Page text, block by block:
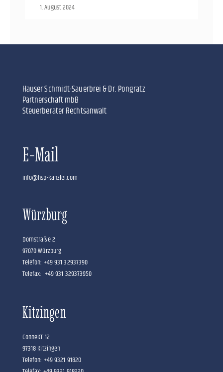
1. August 2024
Hauser Schmidt-Sauerbrei & Dr. Pongratz
Partnerschaft mbB
Steuerberater Rechtsanwalt
E-Mail
info@hsp-kanzlei.com
Würzburg
Domstraße 2
97070 Würzburg
Telefon: +49 931 32937390
Telefax: +49 931 329373950
Kitzingen
ConneKT 12
97318 Kitzingen
Telefon: +49 9321 91820